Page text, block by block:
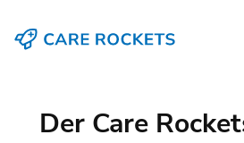
Der Care